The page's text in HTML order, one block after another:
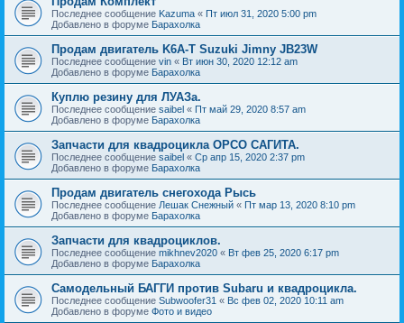
Последнее сообщение Kazuma « Пт июл 31, 2020 5:00 pm
Добавлено в форуме Барахолка
Продам двигатель K6A-T Suzuki Jimny JB23W
Последнее сообщение vin « Вт июн 30, 2020 12:12 am
Добавлено в форуме Барахолка
Куплю резину для ЛУАЗа.
Последнее сообщение saibel « Пт май 29, 2020 8:57 am
Добавлено в форуме Барахолка
Запчасти для квадроцикла ОРСО САГИТА.
Последнее сообщение saibel « Ср апр 15, 2020 2:37 pm
Добавлено в форуме Барахолка
Продам двигатель снегохода Рысь
Последнее сообщение Лешак Снежный « Пт мар 13, 2020 8:10 pm
Добавлено в форуме Барахолка
Запчасти для квадроциклов.
Последнее сообщение mikhnev2020 « Вт фев 25, 2020 6:17 pm
Добавлено в форуме Барахолка
Самодельный БАГГИ против Subaru и квадроцикла.
Последнее сообщение Subwoofer31 « Вс фев 02, 2020 10:11 am
Добавлено в форуме Фото и видео